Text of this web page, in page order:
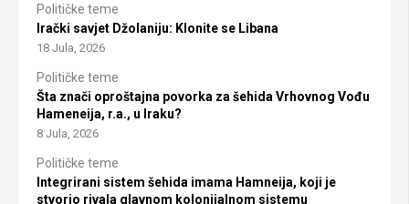
Političke teme
Irački savjet Džolaniju: Klonite se Libana
18 Jula, 2026
Političke teme
Šta znači oproštajna povorka za šehida Vrhovnog Vođu
Hameneija, r.a., u Iraku?
8 Jula, 2026
Političke teme
Integrirani sistem šehida imama Hamneija, koji je
stvorio rivala glavnom kolonijalnom sistemu